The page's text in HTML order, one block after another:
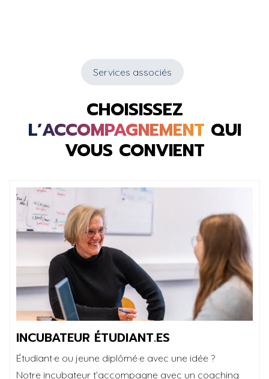
Services associés
CHOISISSEZ
L’ACCOMPAGNEMENT QUI
VOUS CONVIENT
INCUBATEUR ÉTUDIANT.ES
Étudiant·e ou jeune diplômé·e avec une idée ?
Notre incubateur t’accompagne avec un coaching